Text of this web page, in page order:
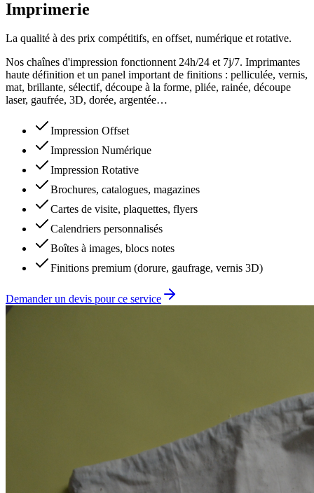
Imprimerie
La qualité à des prix compétitifs, en offset, numérique et rotative.
Nos chaînes d'impression fonctionnent 24h/24 et 7j/7. Imprimantes
haute définition et un panel important de finitions : pelliculée, vernis,
mat, brillante, sélectif, découpe à la forme, pliée, rainée, découpe
laser, gaufrée, 3D, dorée, argentée…
Impression Offset
Impression Numérique
Impression Rotative
Brochures, catalogues, magazines
Cartes de visite, plaquettes, flyers
Calendriers personnalisés
Boîtes à images, blocs notes
Finitions premium (dorure, gaufrage, vernis 3D)
Demander un devis pour ce service